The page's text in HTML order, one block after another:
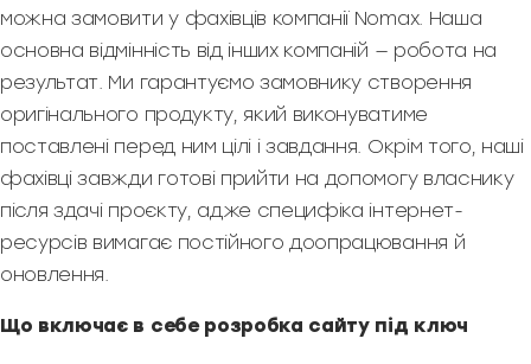
можна замовити у фахівців компанії Nomax. Наша
основна відмінність від інших компаній — робота на
результат. Ми гарантуємо замовнику створення
оригінального продукту, який виконуватиме
поставлені перед ним цілі і завдання. Окрім того, наші
фахівці завжди готові прийти на допомогу власнику
після здачі проєкту, адже специфіка інтернет-
ресурсів вимагає постійного доопрацювання й
оновлення.
Що включає в себе розробка сайту під ключ